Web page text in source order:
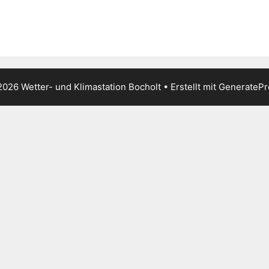
Wetter- und Klimastation Bocholt • Erstellt mit